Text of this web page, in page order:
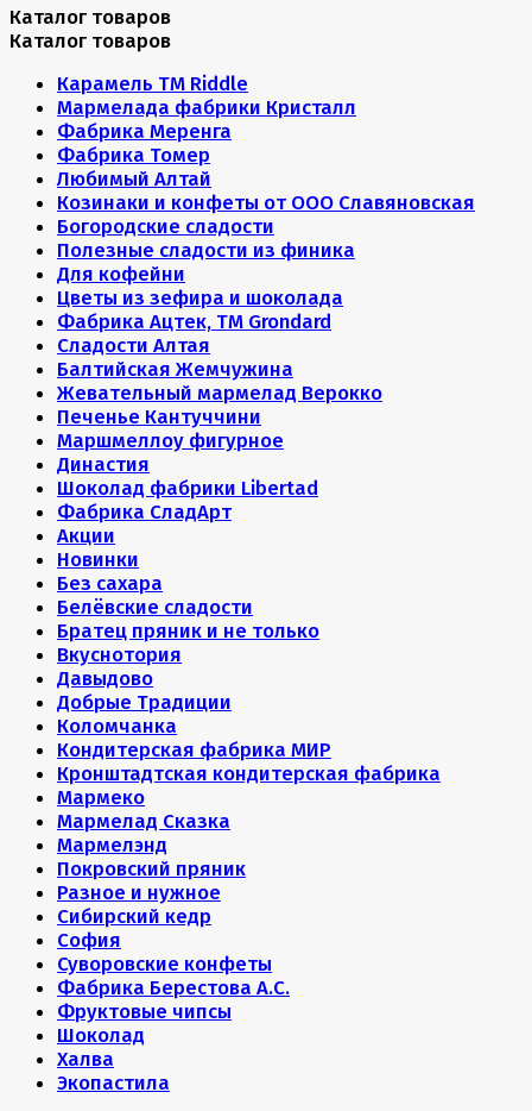
Каталог товаров
Каталог товаров
Карамель ТМ Riddle
Мармелада фабрики Кристалл
Фабрика Меренга
Фабрика Томер
Любимый Алтай
Козинаки и конфеты от ООО Славяновская
Богородские сладости
Полезные сладости из финика
Для кофейни
Цветы из зефира и шоколада
Фабрика Ацтек, ТМ Grondard
Сладости Алтая
Балтийская Жемчужина
Жевательный мармелад Верокко
Печенье Кантуччини
Маршмеллоу фигурное
Династия
Шоколад фабрики Libertad
Фабрика СладАрт
Акции
Новинки
Без сахара
Белёвские сладости
Братец пряник и не только
Вкуснотория
Давыдово
Добрые Традиции
Коломчанка
Кондитерская фабрика МИР
Кронштадтская кондитерская фабрика
Мармеко
Мармелад Сказка
Мармелэнд
Покровский пряник
Разное и нужное
Сибирский кедр
София
Суворовские конфеты
Фабрика Берестова А.С.
Фруктовые чипсы
Шоколад
Халва
Экопастила